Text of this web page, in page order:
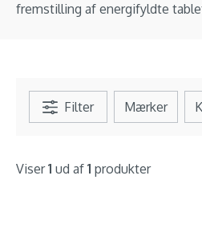
fremstilling af energifyldte
Filter Mærker
Viser1 ud af 1 produkter